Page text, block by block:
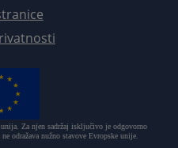
Za njen sadržaj isključivo je odgovorno
odražava nužno stavove Evropske unije.